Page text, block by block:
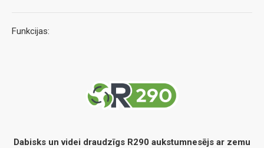
Funkcijas:
Dabisks un videi draudzīgs R290 aukstumnesējs ar zemu